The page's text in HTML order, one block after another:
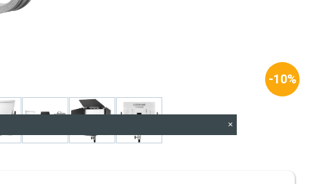
-10%
×